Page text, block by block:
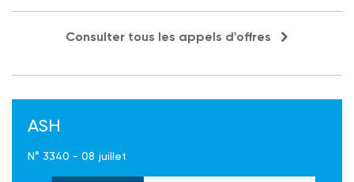
Consulter tous les appels d'offres
ASH
N° 3340 - 08 juillet